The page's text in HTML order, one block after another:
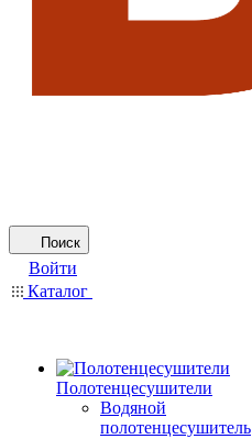
Поиск
Войти
Каталог
Полотенцесушители
Водяной
полотенцесушитель